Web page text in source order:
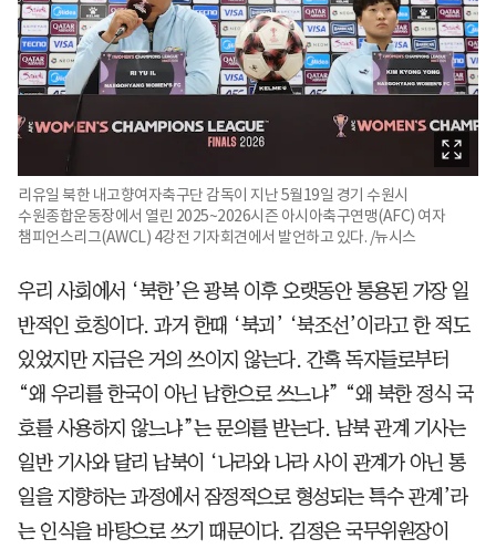
리유일 북한 내고향여자축구단 감독이 지난 5월19일 경기 수원시
수원종합운동장에서 열린 2025~2026시즌 아시아축구연맹(AFC) 여자
챔피언스리그(AWCL) 4강전 기자회견에서 발언하고 있다. /뉴시스
우리 사회에서 ‘북한’은 광복 이후 오랫동안 통용된 가장 일
반적인 호칭이다. 과거 한때 ‘북괴’ ‘북조선’이라고 한 적도
있었지만 지금은 거의 쓰이지 않는다. 간혹 독자들로부터
“왜 우리를 한국이 아닌 남한으로 쓰느냐” “왜 북한 정식 국
호를 사용하지 않느냐”는 문의를 받는다. 남북 관계 기사는
일반 기사와 달리 남북이 ‘나라와 나라 사이 관계가 아닌 통
일을 지향하는 과정에서 잠정적으로 형성되는 특수 관계’라
는 인식을 바탕으로 쓰기 때문이다. 김정은 국무위원장이